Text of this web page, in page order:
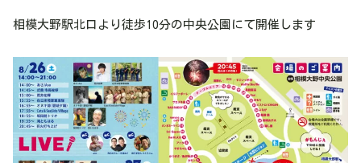
相模大野駅北口より徒歩10分の中央公園にて開催します